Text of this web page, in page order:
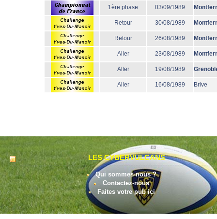
1ère phase 03/09/1989
Retour 30/08/1989
Retour 26/08/1989
Aller 23/08/1989
Aller 19/08/1989
Aller 16/08/1989 Brive
LES CYBERVULCANS
Qui sommes-nous ?
Contactez-nous
Faites votre pub ici